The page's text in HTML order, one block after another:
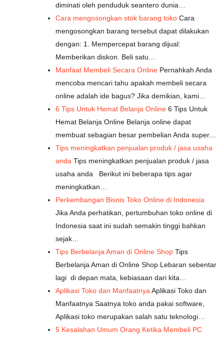
diminati oleh penduduk seantero dunia…
Cara mengosongkan stok barang toko Cara
mengosongkan barang tersebut dapat dilakukan
dengan: 1. Mempercepat barang dijual:
Memberikan diskon. Beli satu…
Manfaat Membeli Secara Online Pernahkah Anda
mencoba mencari tahu apakah membeli secara
online adalah ide bagus? Jika demikian, kami…
6 Tips Untuk Hemat Belanja Online 6 Tips Untuk
Hemat Belanja Online Belanja online dapat
membuat sebagian besar pembelian Anda super…
Tips meningkatkan penjualan produk / jasa usaha
anda Tips meningkatkan penjualan produk / jasa
usaha anda Berikut ini beberapa tips agar
meningkatkan…
Perkembangan Bisnis Toko Online di Indonesia
Jika Anda perhatikan, pertumbuhan toko online di
Indonesia saat ini sudah semakin tinggi bahkan
sejak…
Tips Berbelanja Aman di Online Shop Tips
Berbelanja Aman di Online Shop Lebaran sebentar
lagi di depan mata, kebiasaan dari kita…
Aplikasi Toko dan Manfaatnya Aplikasi Toko dan
Manfaatnya Saatnya toko anda pakai software,
Aplikasi toko merupakan salah satu teknologi…
5 Kesalahan Umum Orang Ketika Membeli PC